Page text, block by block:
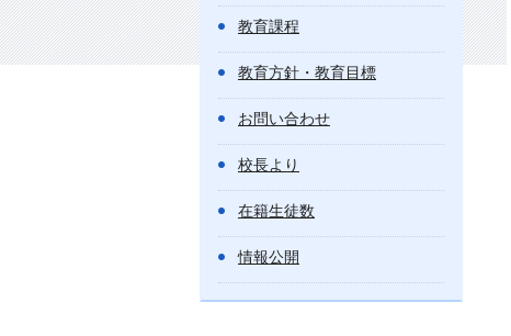
教育課程
教育方針・教育目標
お問い合わせ
校長より
在籍生徒数
情報公開